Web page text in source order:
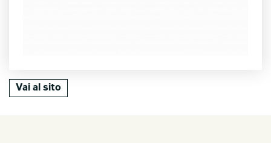
Vai al sito